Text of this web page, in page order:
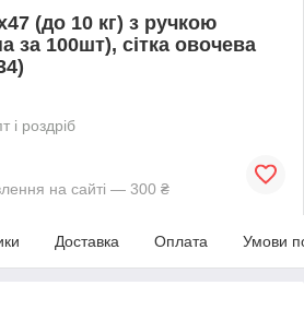
(до 10 кг) з ручкою
за 100шт), сітка овочева
і роздріб
на сайті — 300 ₴
Доставка Оплата Умови